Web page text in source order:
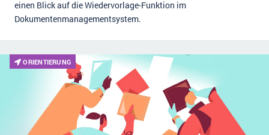
einen Blick auf die Wiedervorlage-Funktion im
Dokumentenmanagementsystem.
ORIENTIERUNG